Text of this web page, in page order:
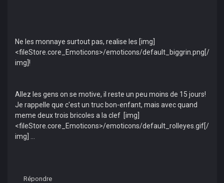
Ne les monnaye surtout pas, realise les [img]
<fileStore.core_Emoticons>/emoticons/default_biggrin.png[/
img]!
Allez les gens on se motive, il reste un peu moins de 15 jours!
Je rappelle que c'est un truc bon-enfant, mais avec quand
meme deux trois bricoles a la clef [img]
<fileStore.core_Emoticons>/emoticons/default_rolleyes.gif[/
img] ...
Répondre